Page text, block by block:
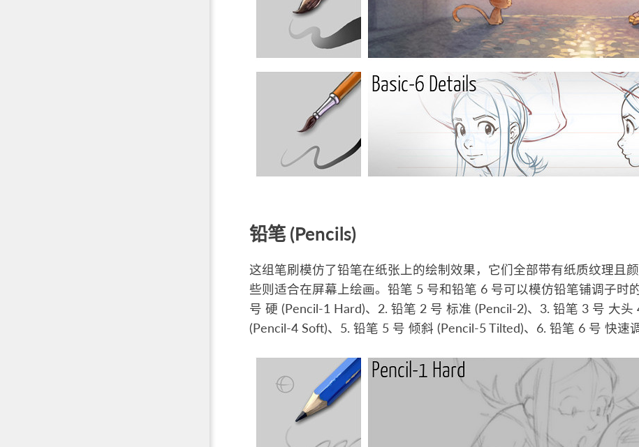
铅笔 (Pencils)
这组笔刷模仿了铅笔在纸张上的绘制效果，它们全部带有纸质纹理且
些则适合在屏幕上绘画。铅笔 5 号和铅笔 6 号可以模仿铅笔铺调子时
号 硬 (Pencil-1 Hard)、2. 铅笔 2 号 标准 (Pencil-2)、3. 铅笔 3 号 大
(Pencil-4 Soft)、5. 铅笔 5 号 倾斜 (Pencil-5 Tilted)、6. 铅笔 6 号 快速